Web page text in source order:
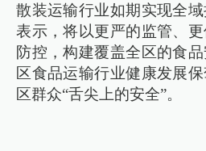
散装运输行业如期实现全
表示，将以更严的监管、
防控，构建覆盖全区的食
区食品运输行业健康发展
区群众“舌尖上的安全”。